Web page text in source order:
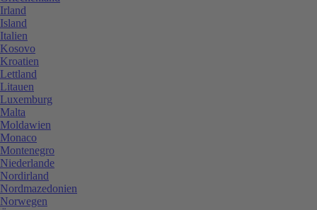
Irland
Island
Italien
Kosovo
Kroatien
Lettland
Litauen
Luxemburg
Malta
Moldawien
Monaco
Montenegro
Niederlande
Nordirland
Nordmazedonien
Norwegen